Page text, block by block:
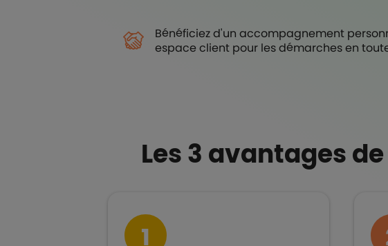
Bénéficiez d'un accompagnement
espace client pour les démarches en
Les 3 avantages
1